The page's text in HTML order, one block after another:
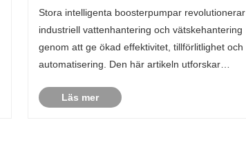
Stora intelligenta boosterpumpar revolutionerar
industriell vattenhantering och vätskehantering
genom att ge ökad effektivitet, tillförlitlighet och
automatisering. Den här artikeln utforskar
tillämpningarna för dessa pumpar, vilket hjälper
Läs mer